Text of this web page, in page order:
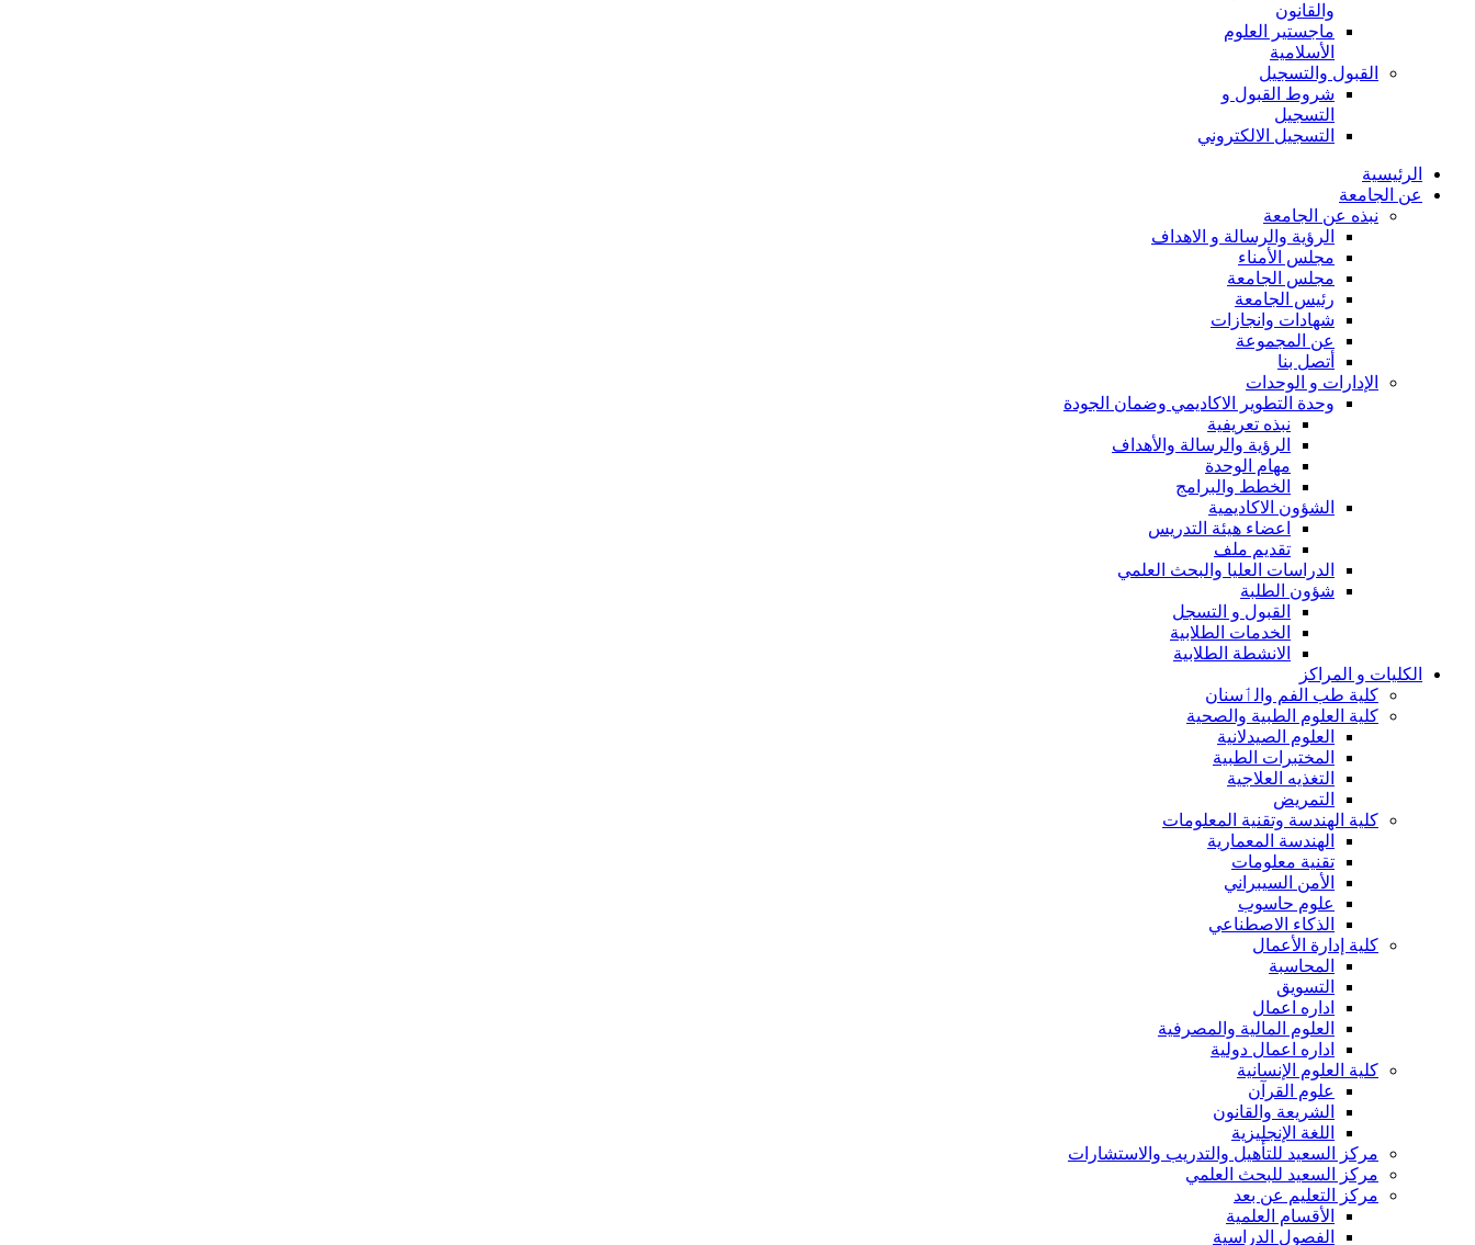
والقانون
ماجستير العلوم
الأسلامية
القبول والتسجيل
شروط القبول و
التسجيل
التسجيل الالكتروني
الرئيسية
عن الجامعة
نبذه عن الجامعة
الرؤية والرسالة و الاهداف
مجلس الأمناء
مجلس الجامعة
رئيس الجامعة
شهادات وانجازات
عن المجموعة
أتصل بنا
الإدارات و الوحدات
وحدة التطوير الاكاديمي وضمان الجودة
نبذه تعريفية
الرؤية والرسالة والأهداف
مهام الوحدة
الخطط والبرامج
الشؤون الاكاديمية
اعضاء هيئة التدريس
تقديم ملف
الدراسات العليا والبحث العلمي
شؤون الطلبة
القبول و التسجل
الخدمات الطلابية
الانشطة الطلابية
الكليات و المراكز
كلية طب الفم والٲسنان
كلية العلوم الطبية والصحية
العلوم الصيدلانية
المختبرات الطبية
التغذيه العلاجية
التمريض
كلية الهندسة وتقنية المعلومات
الهندسة المعمارية
تقنية معلومات
الأمن السيبراني
علوم حاسوب
الذكاء الاصطناعي
كلية إدارة الأعمال
المحاسبة
التسويق
اداره اعمال
العلوم المالية والمصرفية
اداره اعمال دولية
كلية العلوم الإنسانية
علوم القرآن
الشريعة والقانون
اللغة الإنجليزية
مركز السعيد للتأهيل والتدريب والاستشارات
مركز السعيد للبحث العلمي
مركز التعليم عن بعد
الأقسام العلمية
الفصول الدراسية